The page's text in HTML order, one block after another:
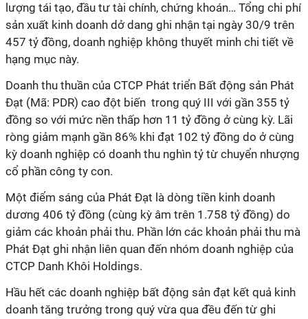
lượng tái tạo, đầu tư tài chính, chứng khoán… Tổng chi phí
sản xuất kinh doanh dở dang ghi nhận tại ngày 30/9 trên
457 tỷ đồng, doanh nghiệp không thuyết minh chi tiết về
hạng mục này.
Doanh thu thuần của CTCP Phát triển Bất động sản Phát
Đạt (Mã: PDR) cao đột biến trong quý III với gần 355 tỷ
đồng so với mức nền thấp hơn 11 tỷ đồng ở cùng kỳ. Lãi
ròng giảm mạnh gần 86% khi đạt 102 tỷ đồng do ở cùng
kỳ doanh nghiệp có doanh thu nghìn tỷ từ chuyển nhượng
cổ phần công ty con.
Một điểm sáng của Phát Đạt là dòng tiền kinh doanh
dương 406 tỷ đồng (cùng kỳ âm trên 1.758 tỷ đồng) do
giảm các khoản phải thu. Phần lớn các khoản phải thu mà
Phát Đạt ghi nhận liên quan đến nhóm doanh nghiệp của
CTCP Danh Khôi Holdings.
Hầu hết các doanh nghiệp bất động sản đạt kết quả kinh
doanh tăng trưởng trong quý vừa qua đều đến từ ghi